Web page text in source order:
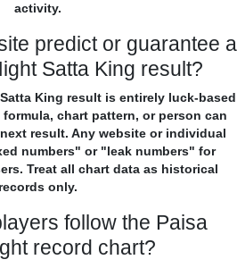
activity.
predict or guarantee a
Satta King result?
King result is entirely luck-based
chart pattern, or person can
result. Any website or individual
numbers" or "leak numbers" for
Treat all chart data as historical
records only.
follow the Paisa
record chart?